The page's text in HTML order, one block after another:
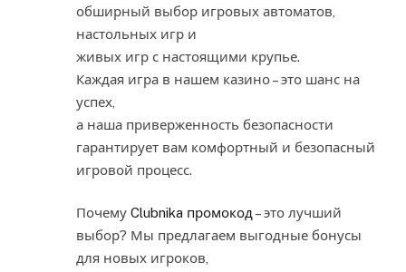
обширный выбор игровых автоматов,
настольных игр и
живых игр с настоящими крупье.
Каждая игра в нашем казино – это шанс на
успех,
а наша приверженность безопасности
гарантирует вам комфортный и безопасный
игровой процесс.
Почему Clubnika промокод– это лучший
выбор? Мы предлагаем выгодные бонусы
для новых игроков,